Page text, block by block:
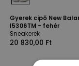
Gyerek cipő New
I5306TM - fehér
Sneakerek
20 830,00 Ft